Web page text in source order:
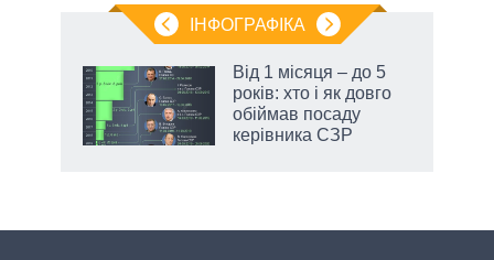
ІНФОГРАФІКА
Від 1 місяця – до 5
років: хто і як довго
обіймав посаду
керівника СЗР